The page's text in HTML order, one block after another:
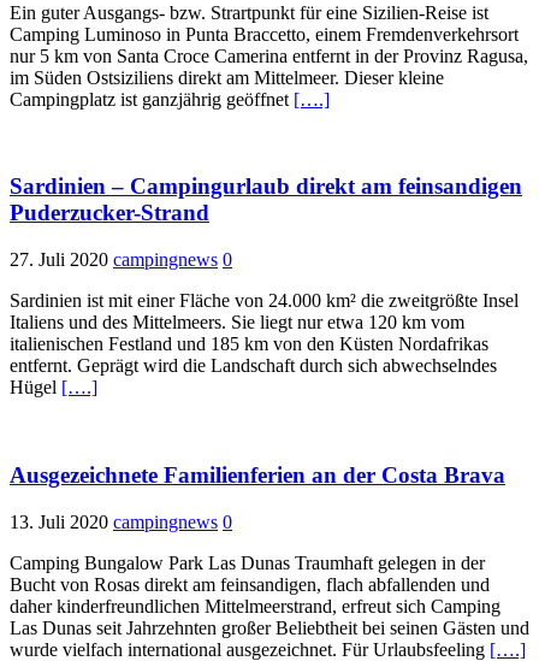
Ein guter Ausgangs- bzw. Strartpunkt für eine Sizilien-Reise ist
Camping Luminoso in Punta Braccetto, einem Fremdenverkehrsort
nur 5 km von Santa Croce Camerina entfernt in der Provinz Ragusa,
im Süden Ostsiziliens direkt am Mittelmeer. Dieser kleine
Campingplatz ist ganzjährig geöffnet [….]
Sardinien – Campingurlaub direkt am feinsandigen
Puderzucker-Strand
27. Juli 2020 campingnews 0
Sardinien ist mit einer Fläche von 24.000 km² die zweitgrößte Insel
Italiens und des Mittelmeers. Sie liegt nur etwa 120 km vom
italienischen Festland und 185 km von den Küsten Nordafrikas
entfernt. Geprägt wird die Landschaft durch sich abwechselndes
Hügel [….]
Ausgezeichnete Familienferien an der Costa Brava
13. Juli 2020 campingnews 0
Camping Bungalow Park Las Dunas Traumhaft gelegen in der
Bucht von Rosas direkt am feinsandigen, flach abfallenden und
daher kinderfreundlichen Mittelmeerstrand, erfreut sich Camping
Las Dunas seit Jahrzehnten großer Beliebtheit bei seinen Gästen und
wurde vielfach international ausgezeichnet. Für Urlaubsfeeling [….]